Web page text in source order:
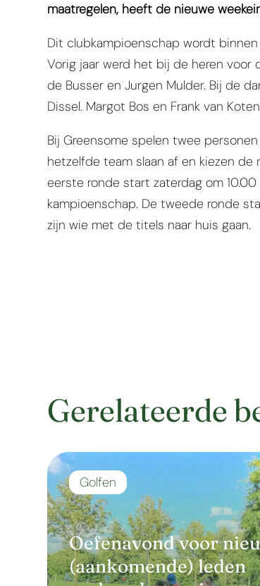
maatregelen, heeft de nieuwe
Dit clubkampioenschap wordt
Vorig jaar werd het bij de heren voor
de Busser en Jurgen Mulder. Bij de
Dissel. Margot Bos en Frank van
Bij Greensome spelen twee
hetzelfde team slaan af en kiezen
eerste ronde start zaterdag om
kampioenschap. De tweede ronde
zijn wie met de titels naar huis gaan.
Gerelateerde
Oefenavond voor
(aankomende) leden
Golfen